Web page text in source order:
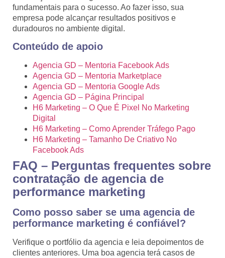
fundamentais para o sucesso. Ao fazer isso, sua
empresa pode alcançar resultados positivos e
duradouros no ambiente digital.
Conteúdo de apoio
Agencia GD – Mentoria Facebook Ads
Agencia GD – Mentoria Marketplace
Agencia GD – Mentoria Google Ads
Agencia GD – Página Principal
H6 Marketing – O Que É Pixel No Marketing
Digital
H6 Marketing – Como Aprender Tráfego Pago
H6 Marketing – Tamanho De Criativo No
Facebook Ads
FAQ – Perguntas frequentes sobre
contratação de agencia de
performance marketing
Como posso saber se uma agencia de
performance marketing é confiável?
Verifique o portfólio da agencia e leia depoimentos de
clientes anteriores. Uma boa agencia terá casos de